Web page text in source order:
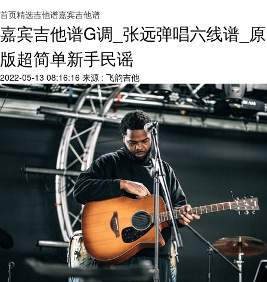
首页精选吉他谱嘉宾吉他谱
嘉宾吉他谱G调_张远弹唱六线谱_原
版超简单新手民谣
2022-05-13 08:16:16 来源 : 飞韵吉他